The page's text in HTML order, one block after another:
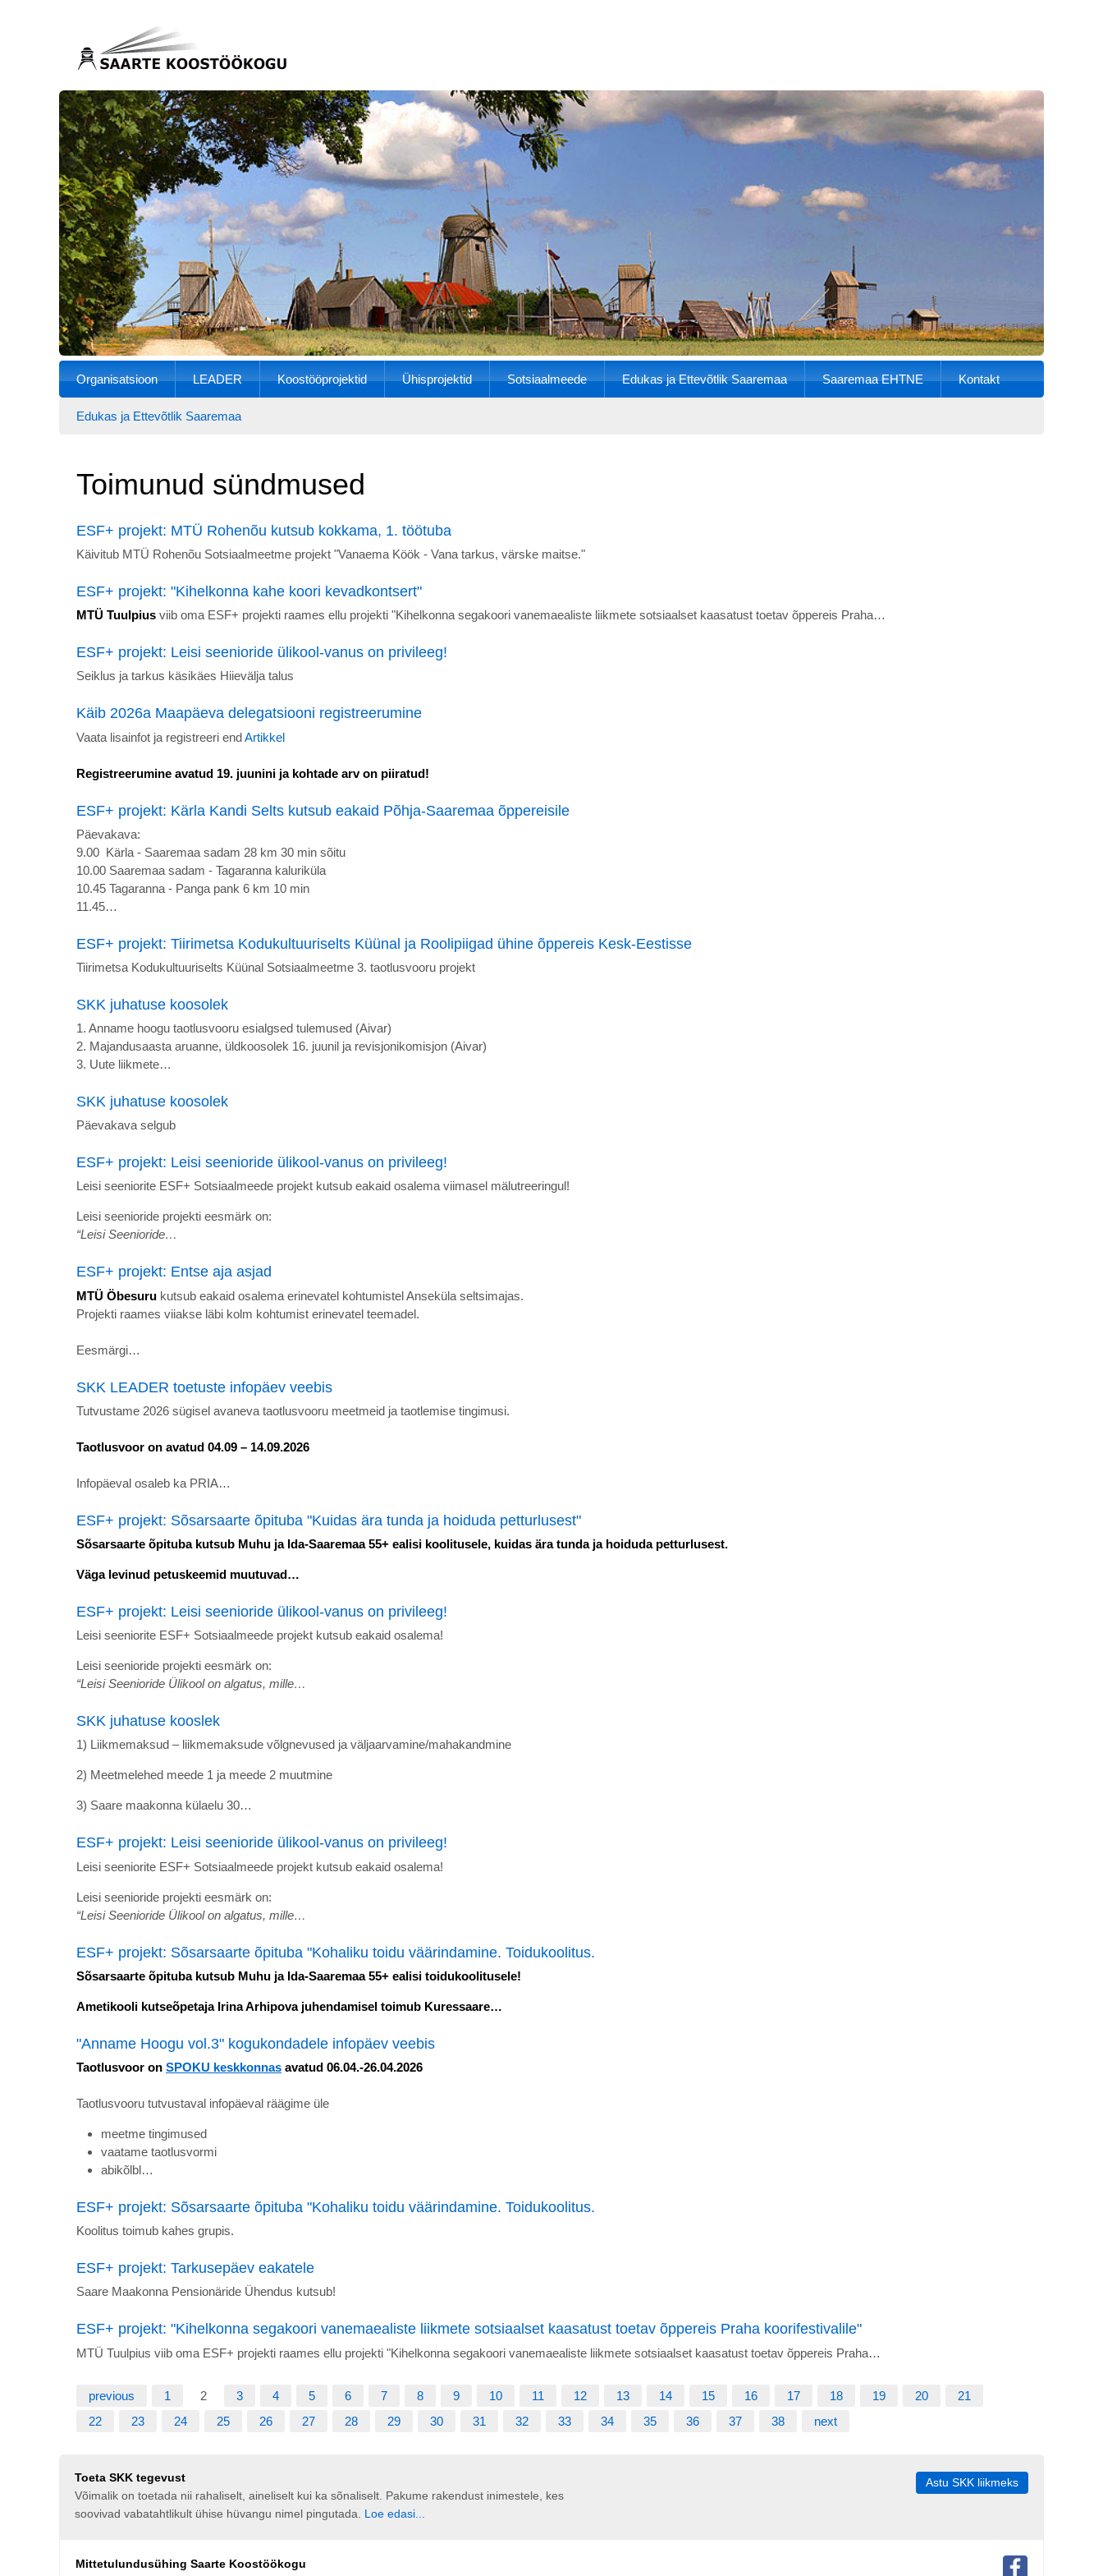
Organisatsioon LEADER Koostööprojektid Ühisprojektid Sotsiaalmeede Edukas ja Ettevõtlik Saaremaa Saaremaa EHTNE Kontakt
Edukas ja Ettevõtlik Saaremaa
Toimunud sündmused
ESF+ projekt: MTÜ Rohenõu kutsub kokkama, 1. töötuba
Käivitub MTÜ Rohenõu Sotsiaalmeetme projekt "Vanaema Köök - Vana tarkus, värske maitse."
ESF+ projekt: "Kihelkonna kahe koori kevadkontsert"
MTÜ Tuulpius viib oma ESF+ projekti raames ellu projekti "Kihelkonna segakoori vanemaealiste liikmete sotsiaalset kaasatust toetav õppereis Praha…
ESF+ projekt: Leisi seenioride ülikool-vanus on privileeg!
Seiklus ja tarkus käsikäes Hiievälja talus
Käib 2026a Maapäeva delegatsiooni registreerumine
Vaata lisainfot ja registreeri endArtikkel
Registreerumine avatud 19. juunini ja kohtade arv on piiratud!
ESF+ projekt: Kärla Kandi Selts kutsub eakaid Põhja-Saaremaa õppereisile
Päevakava:
9.00 Kärla - Saaremaa sadam 28 km 30 min sõitu
10.00 Saaremaa sadam - Tagaranna kaluriküla
10.45 Tagaranna - Panga pank 6 km 10 min
11.45…
ESF+ projekt: Tiirimetsa Kodukultuuriselts Küünal ja Roolipiigad ühine õppereis Kesk-Eestisse
Tiirimetsa Kodukultuuriselts Küünal Sotsiaalmeetme 3. taotlusvooru projekt
SKK juhatuse koosolek
1. Anname hoogu taotlusvooru esialgsed tulemused (Aivar)
2. Majandusaasta aruanne, üldkoosolek 16. juunil ja revisjonikomisjon (Aivar)
3. Uute liikmete…
SKK juhatuse koosolek
Päevakava selgub
ESF+ projekt: Leisi seenioride ülikool-vanus on privileeg!
Leisi seeniorite ESF+ Sotsiaalmeede projekt kutsub eakaid osalema viimasel mälutreeringul!
Leisi seenioride projekti eesmärk on:
“Leisi Seenioride…
ESF+ projekt: Entse aja asjad
MTÜ Öbesuru kutsub eakaid osalema erinevatel kohtumistel Anseküla seltsimajas.
Projekti raames viiakse läbi kolm kohtumist erinevatel teemadel.
Eesmärgi…
SKK LEADER toetuste infopäev veebis
Tutvustame 2026 sügisel avaneva taotlusvooru meetmeid ja taotlemise tingimusi.
Taotlusvoor on avatud 04.09 – 14.09.2026
Infopäeval osaleb ka PRIA…
ESF+ projekt: Sõsarsaarte õpituba "Kuidas ära tunda ja hoiduda petturlusest"
Sõsarsaarte õpituba kutsub Muhu ja Ida-Saaremaa 55+ ealisi koolitusele, kuidas ära tunda ja hoiduda petturlusest.
Väga levinud petuskeemid muutuvad…
ESF+ projekt: Leisi seenioride ülikool-vanus on privileeg!
Leisi seeniorite ESF+ Sotsiaalmeede projekt kutsub eakaid osalema!
Leisi seenioride projekti eesmärk on:
“Leisi Seenioride Ülikool on algatus, mille…
SKK juhatuse kooslek
1) Liikmemaksud – liikmemaksude võlgnevused ja väljaarvamine/mahakandmine
2) Meetmelehed meede 1 ja meede 2 muutmine
3) Saare maakonna külaelu 30…
ESF+ projekt: Leisi seenioride ülikool-vanus on privileeg!
Leisi seeniorite ESF+ Sotsiaalmeede projekt kutsub eakaid osalema!
Leisi seenioride projekti eesmärk on:
“Leisi Seenioride Ülikool on algatus, mille…
ESF+ projekt: Sõsarsaarte õpituba "Kohaliku toidu väärindamine. Toidukoolitus.
Sõsarsaarte õpituba kutsub Muhu ja Ida-Saaremaa 55+ ealisi toidukoolitusele!
Ametikooli kutseõpetaja Irina Arhipova juhendamisel toimub Kuressaare…
"Anname Hoogu vol.3" kogukondadele infopäev veebis
Taotlusvoor on SPOKU keskkonnas avatud 06.04.-26.04.2026
Taotlusvooru tutvustaval infopäeval räägime üle
meetme tingimused
vaatame taotlusvormi
abikõlbl…
ESF+ projekt: Sõsarsaarte õpituba "Kohaliku toidu väärindamine. Toidukoolitus.
Koolitus toimub kahes grupis.
ESF+ projekt: Tarkusepäev eakatele
Saare Maakonna Pensionäride Ühendus kutsub!
ESF+ projekt: "Kihelkonna segakoori vanemaealiste liikmete sotsiaalset kaasatust toetav õppereis Praha koorifestivalile"
MTÜ Tuulpius viib oma ESF+ projekti raames ellu projekti "Kihelkonna segakoori vanemaealiste liikmete sotsiaalset kaasatust toetav õppereis Praha…
previous 1 2 3 4 5 6 7 8 9 10 11 12 13 14 15 16 17 18 19 20
21
22
23 24 25 26 27 28 29 30 31 32 33 34 35 36 37 38 next
Toeta SKK tegevust
Võimalik on toetada nii rahaliselt, aineliselt kui ka sõnaliselt. Pakume rakendust inimestele, kes
soovivad vabatahtlikult ühise hüvangu nimel pingutada. Loe edasi...
Astu SKK liikmeks
Mittetulundusühing Saarte Koostöökogu